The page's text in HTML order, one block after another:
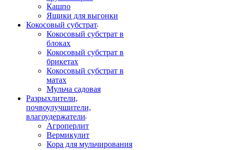
Кашпо
Ящики для выгонки
Кокосовый субстрат
Кокосовый субстрат в
блоках
Кокосовый субстрат в
брикетах
Кокосовый субстрат в
матах
Мульча садовая
Разрыхлители,
почвоулучшители,
влагоудержатели
Агроперлит
Вермикулит
Кора для мульчирования